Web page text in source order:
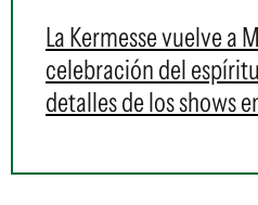
La Kermesse vuelve a
celebración del
detalles de los shows